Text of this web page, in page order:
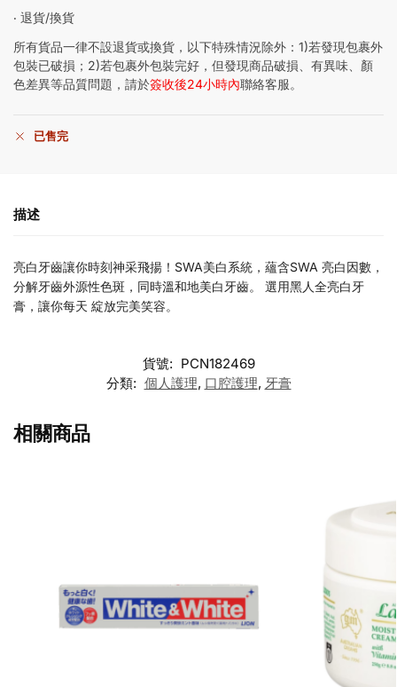
‧ 退貨/換貨
所有貨品一律不設退貨或換貨，以下特殊情況除外：1)若發現包裹外
包裝已破損；2)若包裹外包裝完好，但發現商品破損、有異味、顏
色差異等品質問題，請於簽收後24小時內聯絡客服。
已售完
描述
亮白牙齒讓你時刻神采飛揚！SWA美白系統，蘊含SWA 亮白因數，
分解牙齒外源性色斑，同時溫和地美白牙齒。 選用黑人全亮白牙
膏，讓你每天 綻放完美笑容。
貨號: PCN182469
分類: 個人護理, 口腔護理, 牙膏
相關商品